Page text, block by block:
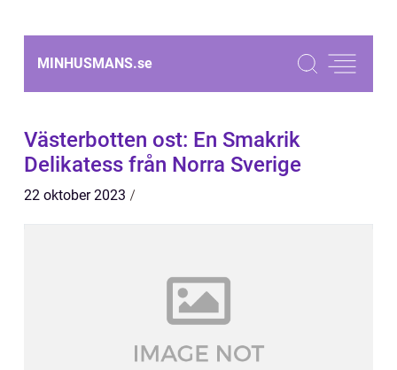
MINHUSMANS.se
Västerbotten ost: En Smakrik
Delikatess från Norra Sverige
22 oktober 2023